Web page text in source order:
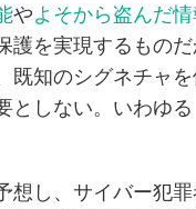
やよそから盗んだ
護を実現するもの
既知のシグネチャ
としない。いわゆ
想し、サイバー犯